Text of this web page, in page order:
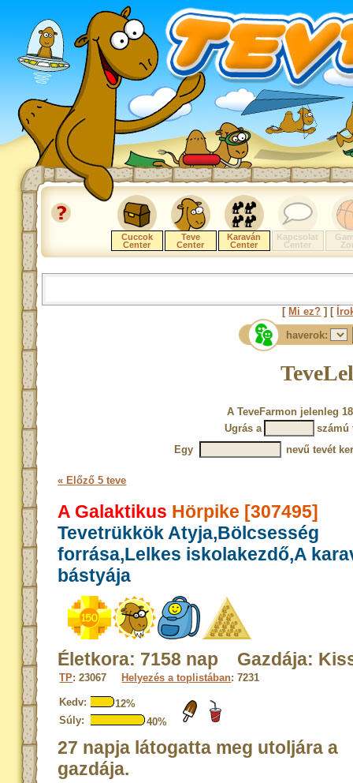
Cuccok
Center
Teve
Center
Karaván
Center
Kapcsolat
Center
[ Mi ez? ] [
haverok:
A TeveFarmon jelenleg
Ugrás a
számú
Egy
nevű tevét
« Előző 5 teve
A Galaktikus Hörpike [307495]
Tevetrükkök Atyja,Bölcsesség
forrása,Lelkes iskolakezdő,A
bástyája
Életkora: 7158 nap Gazdája:
TP: 23067 Helyezés a toplistában: 7231
Kedv:
12%
Súly:
40%
27 napja látogatta meg utoljára a
gazdája.